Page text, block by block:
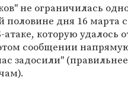
не ограничилась
дня 16 марта
атаке, которую удалось
сообщении
задосили"